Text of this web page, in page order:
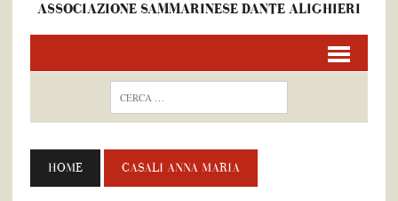
ASSOCIAZIONE SAMMARINESE DANTE ALIGHIERI
HOME CASALI ANNA MARIA